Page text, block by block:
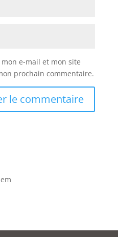
e-mail et mon site
prochain commentaire.